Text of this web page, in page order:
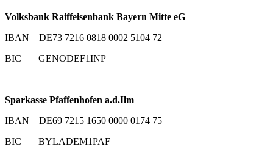
Volksbank Raiffeisenbank Bayern Mitte eG
IBAN DE73 7216 0818 0002 5104 72
BIC GENODEF1INP
Sparkasse Pfaffenhofen a.d.Ilm
IBAN DE69 7215 1650 0000 0174 75
BIC BYLADEM1PAF